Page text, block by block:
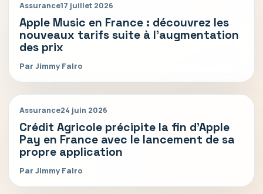
Assurance17 juillet 2026
Apple Music en France : découvrez les
nouveaux tarifs suite à l’augmentation
des prix
Par Jimmy Falro
Assurance24 juin 2026
Crédit Agricole précipite la fin d’Apple
Pay en France avec le lancement de sa
propre application
Par Jimmy Falro